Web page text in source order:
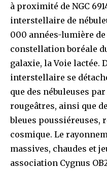
à proximité de NGC
interstellaire de
000 années-lumière de
constellation boréale
galaxie, la Voie lactée.
interstellaire se
que des nébuleuses
rougeâtres, ainsi que
bleues poussiéreuses,
cosmique. Le
massives, chaudes et
association Cygnus